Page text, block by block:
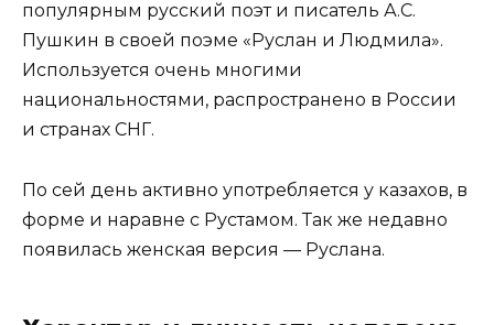
популярным русский поэт и писатель А.С.
Пушкин в своей поэме «Руслан и Людмила».
Используется очень многими
национальностями, распространено в России
и странах СНГ.
По сей день активно употребляется у казахов, в
форме и наравне с Рустамом. Так же недавно
появилась женская версия — Руслана.